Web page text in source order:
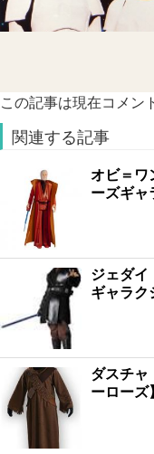
この記事は現在コメン
関連する記事
オビ＝ワ
ーズギャ
ジェダ
ギャラク
ダスチャ
ーローズ】